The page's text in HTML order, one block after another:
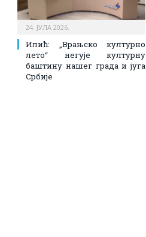
24. ЈУЛА 2026.
Илић: „Врањско културно
лето“ негује културну
баштину нашег града и југа
Србије